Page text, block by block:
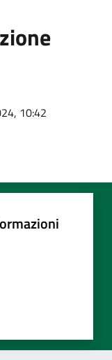
10:42